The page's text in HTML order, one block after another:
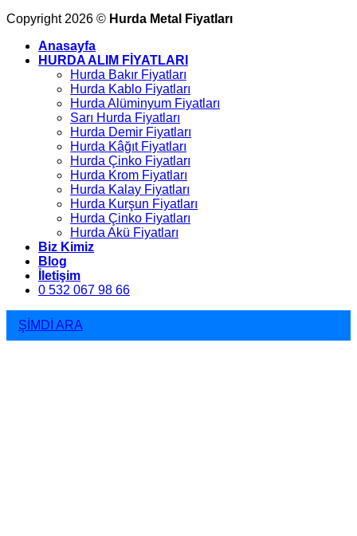
Copyright 2026 © Hurda Metal Fiyatları
Anasayfa
HURDA ALIM FİYATLARI
Hurda Bakır Fiyatları
Hurda Kablo Fiyatları
Hurda Alüminyum Fiyatları
Sarı Hurda Fiyatları
Hurda Demir Fiyatları
Hurda Kâğıt Fiyatları
Hurda Çinko Fiyatları
Hurda Krom Fiyatları
Hurda Kalay Fiyatları
Hurda Kurşun Fiyatları
Hurda Çinko Fiyatları
Hurda Akü Fiyatları
Biz Kimiz
Blog
İletişim
0 532 067 98 66
ŞİMDİ ARA